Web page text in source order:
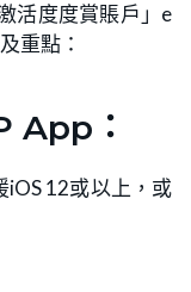
活度度賞賬戶」e
重點：
App：
iOS 12或以上，或